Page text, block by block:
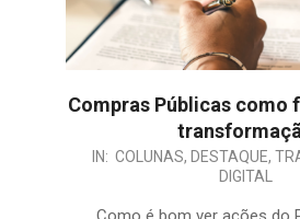
Compras Públicas como
IN: COLUNAS, DESTAQUE,
DIGITAL